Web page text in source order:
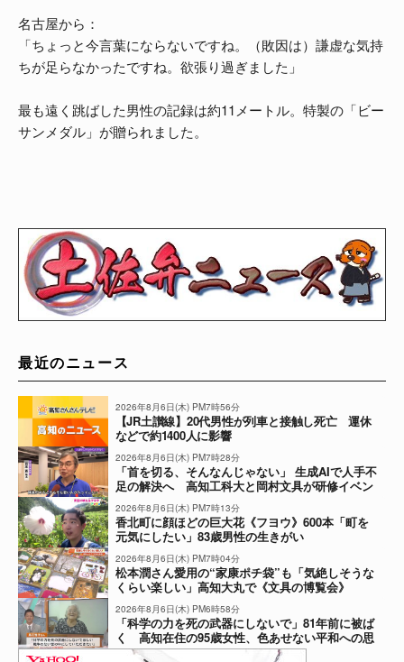
名古屋から：
「ちょっと今言葉にならないですね。（敗因は）謙虚な気持
ちが足らなかったですね。欲張り過ぎました」
最も遠く跳ばした男性の記録は約11メートル。特製の「ビー
サンメダル」が贈られました。
最近のニュース
2026年8月6日(木) PM7時56分
【JR土讃線】20代男性が列車と接触し死亡 運休
などで約1400人に影響
2026年8月6日(木) PM7時28分
「首を切る、そんなんじゃない」 生成AIで人手不
足の解決へ 高知工科大と岡村文具が研修イベン
2026年8月6日(木) PM7時13分
香北町に顔ほどの巨大花《フヨウ》600本「町を
元気にしたい」83歳男性の生きがい
2026年8月6日(木) PM7時04分
松本潤さん愛用の“家康ポチ袋”も「気絶しそうな
くらい楽しい」高知大丸で《文具の博覧会》
2026年8月6日(木) PM6時58分
「科学の力を死の武器にしないで」81年前に被ば
く 高知在住の95歳女性、色あせない平和への思
い